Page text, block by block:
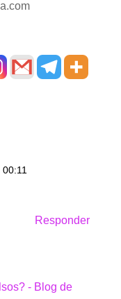
Responder
- Blog de